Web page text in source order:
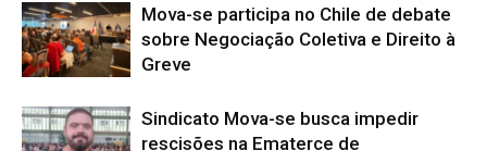
Mova-se participa no Chile de debate
sobre Negociação Coletiva e Direito à
Greve
Sindicato Mova-se busca impedir
rescisões na Ematerce de